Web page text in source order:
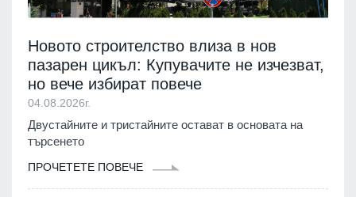
Новото строителство влиза в нов
пазарен цикъл: Купувачите не изчезват,
но вече избират повече
04.08.2026г.
Двустайните и тристайните остават в основата на
търсенето
ПРОЧЕТЕТЕ ПОВЕЧЕ